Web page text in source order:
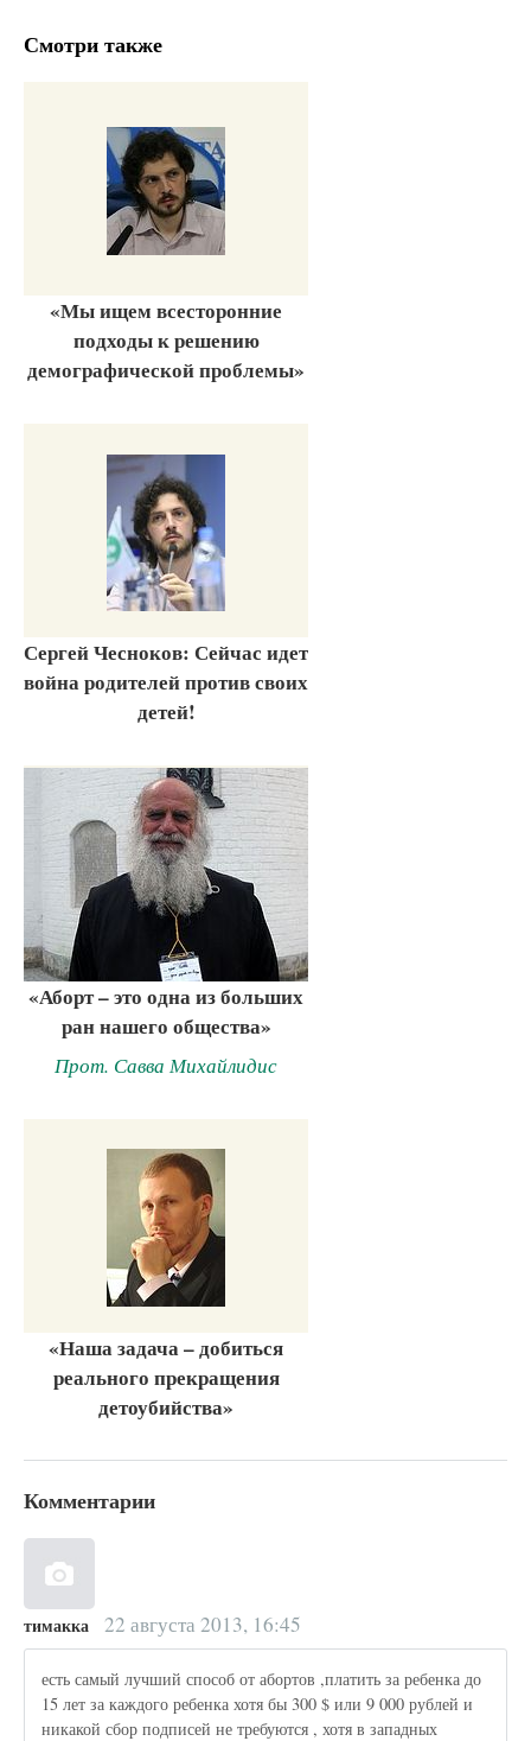
Смотри также
«Мы ищем всесторонние
подходы к решению
демографической проблемы»
Сергей Чесноков: Сейчас идет
война родителей против своих
детей!
«Аборт – это одна из больших
ран нашего общества»
Прот. Савва Михайлидис
«Наша задача – добиться
реального прекращения
детоубийства»
Комментарии
тимакка 22 августа 2013, 16:45
есть самый лучший способ от абортов ,платить за ребенка до
15 лет за каждого ребенка хотя бы 300 $ или 9 000 рублей и
никакой сбор подписей не требуются , хотя в западных